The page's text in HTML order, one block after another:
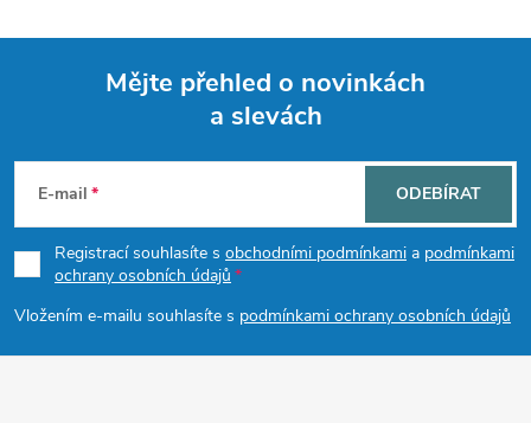
p
a
t
Mějte přehled o novinkách
a slevách
E-mail
Registrací souhlasíte s obchodními podmínkami a podmínkami
ochrany osobních údajů
Vložením e-mailu souhlasíte s podmínkami ochrany osobních údajů
ODEBÍRAT